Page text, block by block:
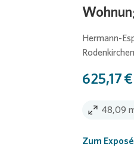
Hermann-
Rodenkirchen
625,17 €
48,09
Zum Exposé